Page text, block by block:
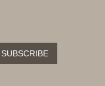
SUBSCRIBE